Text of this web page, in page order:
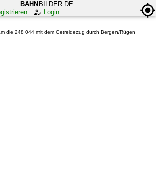
BAHN BILDER.DE
Login
die 248 044 mit dem Getreidezug durch Bergen/Rügen